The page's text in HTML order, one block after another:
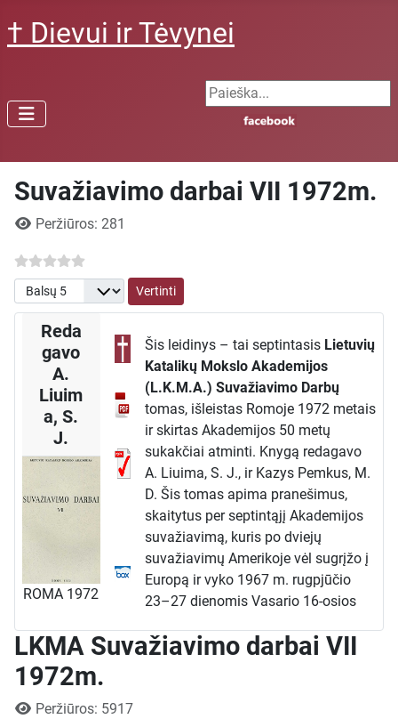
† Dievui ir Tėvynei
Search ...
Suvažiavimo darbai VII 1972m.
Išsami informacija
Peržiūros: 281
Prašome įvertinti
Reda
gavo
A.
Liuim
a, S.
J.
ROMA 1972
Šis leidinys – tai septintasis Lietuvių
Katalikų Mokslo Akademijos
(L.K.M.A.) Suvažiavimo Darbų
tomas, išleistas Romoje 1972 metais
ir skirtas Akademijos 50 metų
sukakčiai atminti. Knygą redagavo
A. Liuima, S. J., ir Kazys Pemkus, M.
D. Šis tomas apima pranešimus,
skaitytus per septintąjį Akademijos
suvažiavimą, kuris po dviejų
suvažiavimų Amerikoje vėl sugrįžo į
Europą ir vyko 1967 m. rugpjūčio
23–27 dienomis Vasario 16-osios
Vokietijoje.
LKMA Suvažiavimo darbai VII
1972m.
Išsami informacija
Peržiūros: 5917